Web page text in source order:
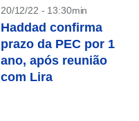
20/12/22 - 13:30min
Haddad confirma
prazo da PEC por 1
ano, após reunião
com Lira